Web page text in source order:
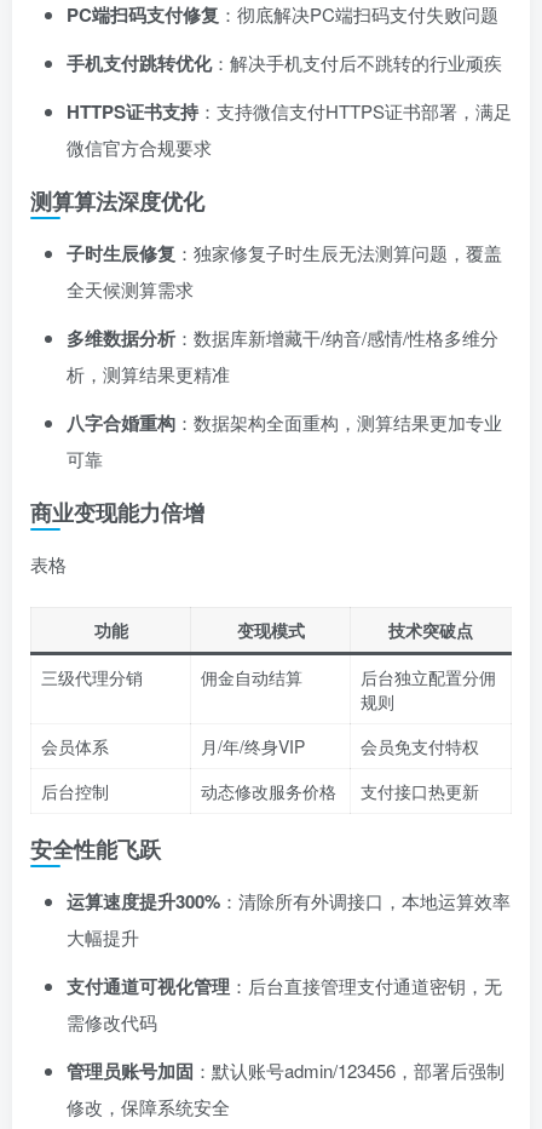
PC端扫码支付修复 ：彻底解决PC端扫码支付失败问题
手机支付跳转优化：解决手机支付后不跳转的行业顽疾
HTTPS证书支持：支持微信支付HTTPS证书部署，满足
微信官方合规要求
测算算法深度优化
子时生辰修复 ：独家修复子时生辰无法测算问题，覆盖
全天候测算需求
多维数据分析 ：数据库新增藏干/纳音/感情/性格多维分
析，测算结果更精准
八字合婚重构 ：数据架构全面重构，测算结果更加专业
可靠
商业变现能力倍增
表格
功能 变现模式
技术突破点
三级代理分销
佣金自动结算
后台独立配置分佣
规则
会员体系
月/年/终身VIP
会员免支付特权
后台控制
动态修改服务价格 支付接口热更新
安全性能飞跃
运算速度提升300% ：清除所有外调接口，本地运算效率
大幅提升
支付通道可视化管理 ：后台直接管理支付通道密钥，无
需修改代码
管理员账号加固 ：默认账号admin/123456，部署后强制
修改，保障系统安全